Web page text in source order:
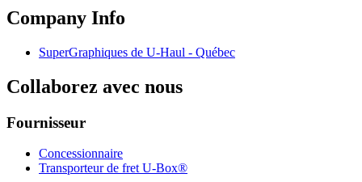
Company Info
SuperGraphiques de U-Haul - Québec
Collaborez avec nous
Fournisseur
Concessionnaire
Transporteur de fret U-Box®